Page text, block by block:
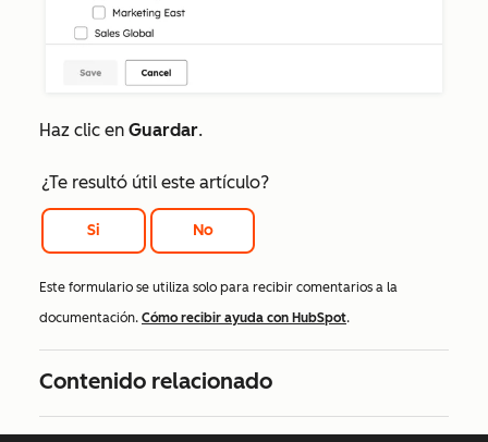
Haz clic en Guardar.
¿Te resultó útil este artículo?
Si No
Este formulario se utiliza solo para recibir comentarios a la
documentación. Cómo recibir ayuda con HubSpot.
Contenido relacionado